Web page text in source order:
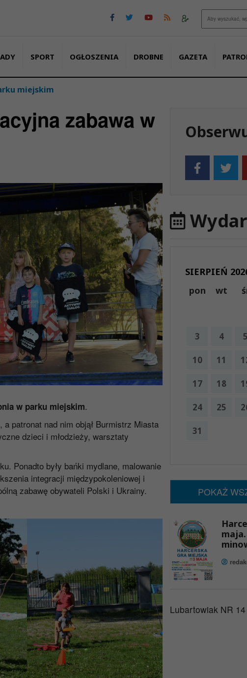
SPORT OGŁOSZENIA DROBNE GAZETA
miejskim
zabawa w
w parku miejskim.
patronat nad nim objął Burmistrz Miasta
dzieci i młodzieży, warsztaty
Ponadto były bańki mydlane, malowanie
integracji międzypokoleniowej i
zabawę obywateli Polski i Ukrainy.
SIERPIEŃ
pon
wt
3 4 5
10 11
17 18
24 25
31
POKAŻ
Lubartowiak NR